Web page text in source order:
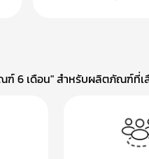
ฑ์ 6 เดือน" สำหรับผลิตภัณฑ์ที่เ